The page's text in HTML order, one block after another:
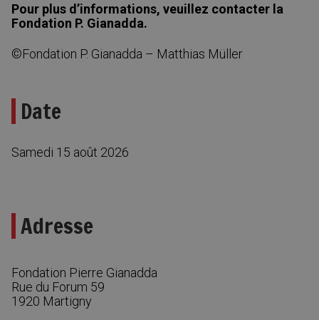
Pour plus d’informations, veuillez contacter la
Fondation P. Gianadda.
©Fondation P. Gianadda – Matthias Müller
Date
Samedi 15 août 2026
Adresse
Fondation Pierre Gianadda
Rue du Forum 59
1920 Martigny